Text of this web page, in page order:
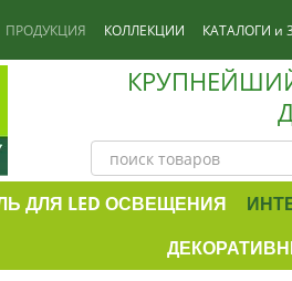
ПРОДУКЦИЯ КОЛЛЕКЦИИ КАТАЛОГИ и
ДЛЯ LED ОСВЕЩЕНИЯ